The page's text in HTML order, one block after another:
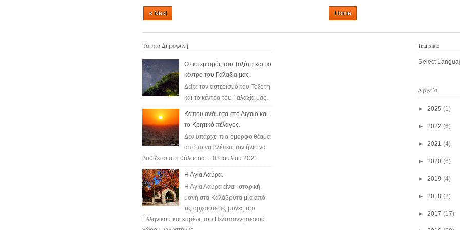
b
o
k
t
e
e
s
« Next Home
Τα πιο Δημοφιλή
Ο αστερισμός του Τοξότη και το
κέντρο του Γαλαξία μας.
Δείτε τον αστερισμό του Τοξότη
και το κέντρο του Γαλαξία μας.
Κάπου ανάμεσα στο Αιγαίο και
το Κρητικό πέλαγος.
Δεν υπάρχει πιο όμορφο θέαμα
από το να βλέπεις τον ήλιο να
βυθίζεται στη θάλασσα.... 08 Ιουλίου 2021
Η Αγία Λαύρα.
Η Αγία Λαύρα είναι ιστορική
μονή στα Καλάβρυτα μια από
τις αρχαιότερες μονές του
Ελληνικού και κυρίως του Πελοποννησιακού
Translate
Select
Αρχείο
► 2025 (1)
► 2022 (6)
► 2021 (4)
► 2020 (6)
► 2019 (4)
► 2018 (2)
► 2017 (17)